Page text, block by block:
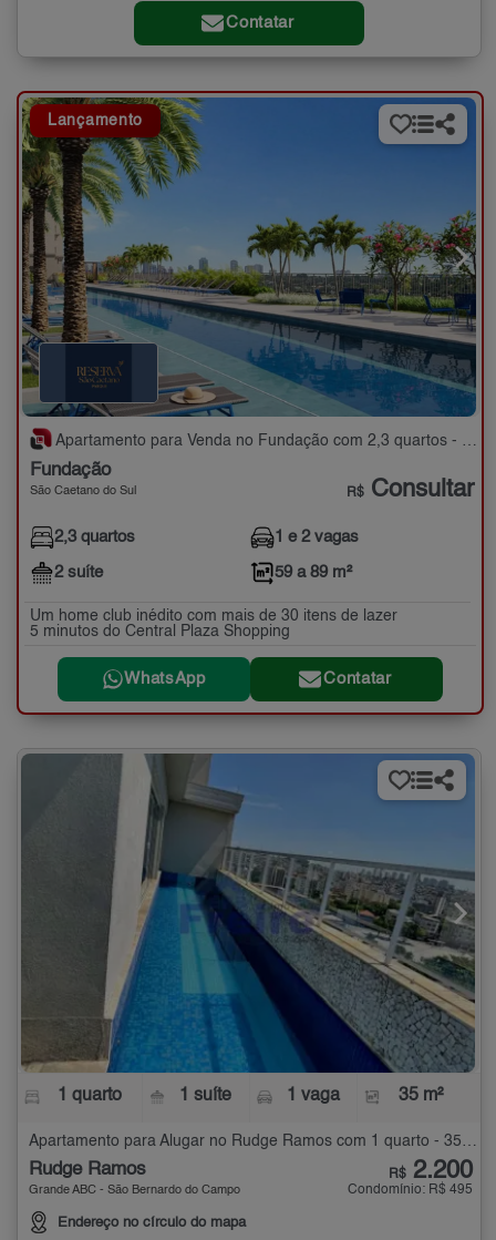
Contatar
Lançamento
Apartamento para Venda no Fundação com 2,3 quartos - 59 a 89 m²
Fundação
São Caetano do Sul R$ Consultar
2,3 quartos
2 suíte
1 e 2 vagas
59 a 89 m²
Um home club inédito com mais de 30 itens de lazer
5 minutos do Central Plaza Shopping
WhatsApp Contatar
1 quarto 1 suíte 1 vaga 35 m²
Rudge Ramos
Grande ABC - São Bernardo do Campo
Endereço no círculo do mapa
R$ 2.200
Condomínio: R$ 495